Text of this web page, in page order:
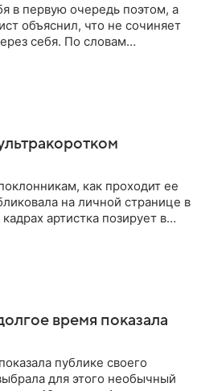
в первую очередь поэтом, а
объяснил, что не сочиняет
себя. По словам
как проходит ее
на личной странице в
артистка позирует в
время показала
публике своего
для этого необычный